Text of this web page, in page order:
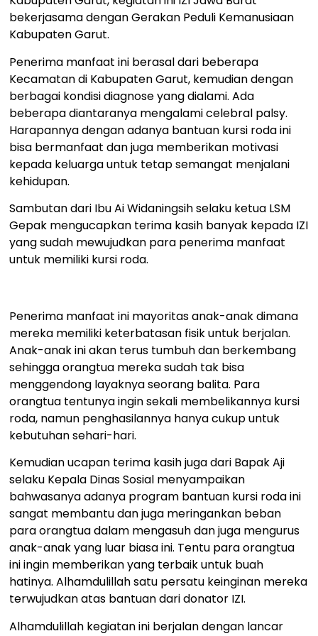
bekerjasama dengan Gerakan Peduli Kemanusiaan
Kabupaten Garut.
Penerima manfaat ini berasal dari beberapa
Kecamatan di Kabupaten Garut, kemudian dengan
berbagai kondisi diagnose yang dialami. Ada
beberapa diantaranya mengalami celebral palsy.
Harapannya dengan adanya bantuan kursi roda ini
bisa bermanfaat dan juga memberikan motivasi
kepada keluarga untuk tetap semangat menjalani
kehidupan.
Sambutan dari Ibu Ai Widaningsih selaku ketua LSM
Gepak mengucapkan terima kasih banyak kepada IZI
yang sudah mewujudkan para penerima manfaat
untuk memiliki kursi roda.
Penerima manfaat ini mayoritas anak-anak dimana
mereka memiliki keterbatasan fisik untuk berjalan.
Anak-anak ini akan terus tumbuh dan berkembang
sehingga orangtua mereka sudah tak bisa
menggendong layaknya seorang balita. Para
orangtua tentunya ingin sekali membelikannya kursi
roda, namun penghasilannya hanya cukup untuk
kebutuhan sehari-hari.
Kemudian ucapan terima kasih juga dari Bapak Aji
selaku Kepala Dinas Sosial menyampaikan
bahwasanya adanya program bantuan kursi roda ini
sangat membantu dan juga meringankan beban
para orangtua dalam mengasuh dan juga mengurus
anak-anak yang luar biasa ini. Tentu para orangtua
ini ingin memberikan yang terbaik untuk buah
hatinya. Alhamdulillah satu persatu keinginan mereka
terwujudkan atas bantuan dari donator IZI.
Alhamdulillah kegiatan ini berjalan dengan lancar